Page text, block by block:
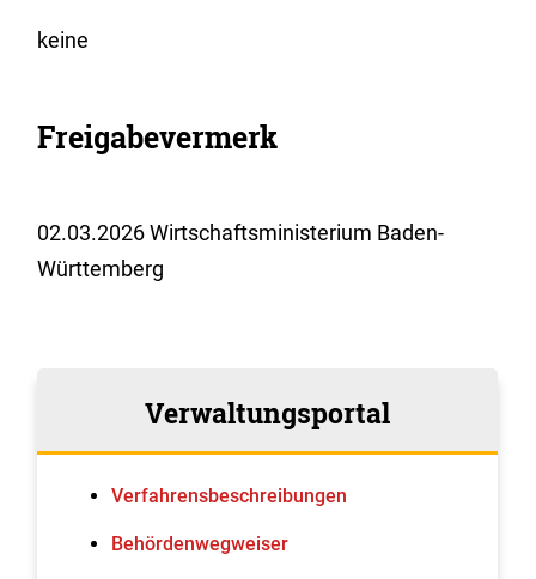
keine
Freigabevermerk
02.03.2026 Wirtschaftsministerium Baden-
Württemberg
Verwaltungsportal
Verfahrens­beschreibungen
Behördenwegweiser